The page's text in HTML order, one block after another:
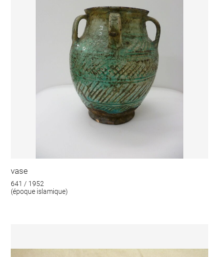
vase
641 / 1952
(époque islamique)